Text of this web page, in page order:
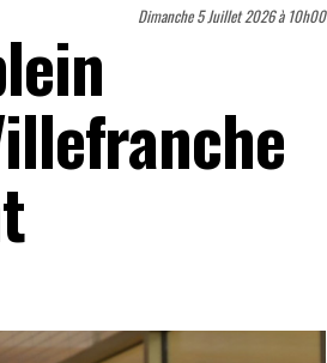
Dimanche 5 Juillet 2026 à 10h00